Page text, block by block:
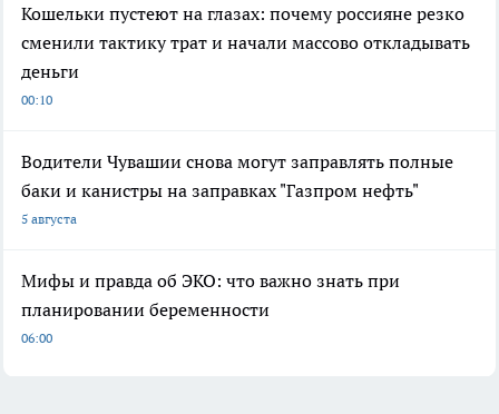
Кошельки пустеют на глазах: почему россияне резко
сменили тактику трат и начали массово откладывать
деньги
00:10
Водители Чувашии снова могут заправлять полные
баки и канистры на заправках "Газпром нефть"
5 августа
Мифы и правда об ЭКО: что важно знать при
планировании беременности
06:00